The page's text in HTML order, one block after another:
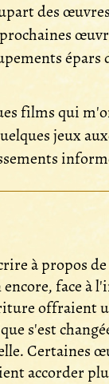
des
films qui
jeux
à propos
face à
offraient
s'est
Certaines
accorder